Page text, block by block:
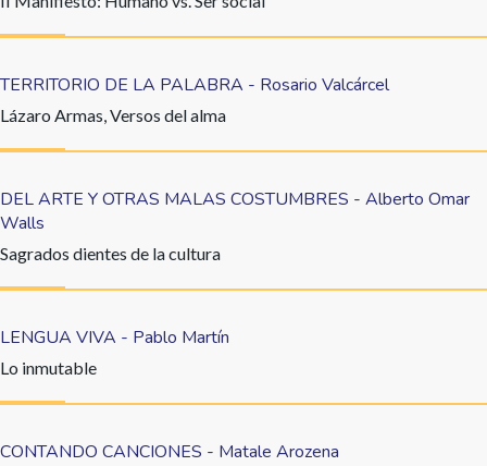
TERRITORIO DE LA PALABRA - Rosario Valcárcel
Lázaro Armas, Versos del alma
DEL ARTE Y OTRAS MALAS COSTUMBRES - Alberto Omar
Walls
Sagrados dientes de la cultura
LENGUA VIVA - Pablo Martín
Lo inmutable
CONTANDO CANCIONES - Matale Arozena